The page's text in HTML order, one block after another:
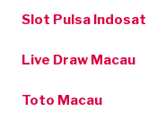
Slot Pulsa Indosat
Live Draw Macau
Toto Macau